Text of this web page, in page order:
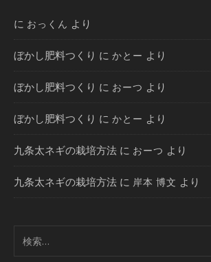
に おっくん より
ぼかし肥料つくり に かとー より
ぼかし肥料つくり に おーつ より
ぼかし肥料つくり に かとー より
九条太ネギの栽培方法 に おーつ より
九条太ネギの栽培方法 に 岸本 博文 より